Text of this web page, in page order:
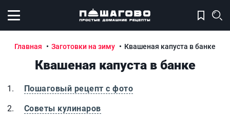
Открыть меню
Главная Заготовки на зиму Квашеная капуста в банке
Квашеная капуста в банке
Пошаговый рецепт с фото
Советы кулинаров